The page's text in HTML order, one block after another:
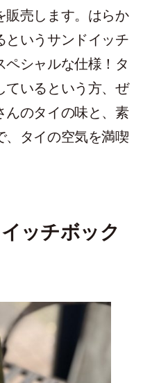
販売します。はらか
というサンドイッチ
ペシャルな仕様！タ
ているという方、ぜ
んのタイの味と、素
、タイの空気を満喫
ッチボック